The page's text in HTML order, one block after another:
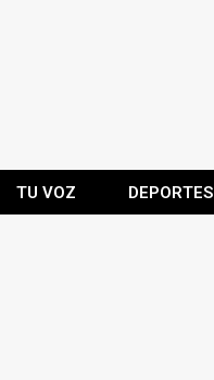
TU VOZ DEPORTES